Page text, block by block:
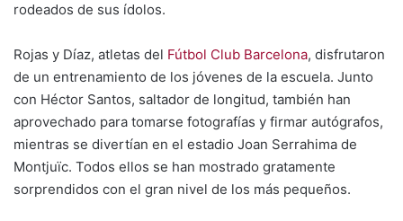
rodeados de sus ídolos.
Rojas y Díaz, atletas del Fútbol Club Barcelona, disfrutaron
de un entrenamiento de los jóvenes de la escuela. Junto
con Héctor Santos, saltador de longitud, también han
aprovechado para tomarse fotografías y firmar autógrafos,
mientras se divertían en el estadio Joan Serrahima de
Montjuïc. Todos ellos se han mostrado gratamente
sorprendidos con el gran nivel de los más pequeños.